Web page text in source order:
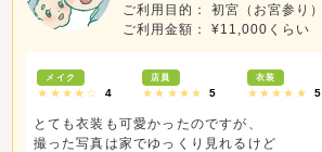
ご利用目的： 初宮（お宮参り）
ご利用金額： ¥11,000くらい
メイク
★★★★☆ 4
店員
★★★★★ 5
衣装
★★★★★ 5
とても衣装も可愛かったのですが、
撮った写真は家でゆっくり見れるけど